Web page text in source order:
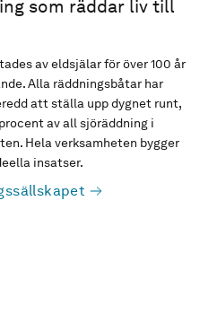
som räddar liv till
av eldsjälar för över 100 år
Alla räddningsbåtar har
att ställa upp dygnet runt,
av all sjöräddning i
Hela verksamheten bygger
insatser.